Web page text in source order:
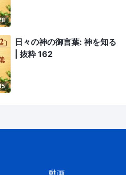
日々の神の御言葉: 神を知る
| 抜粋 162